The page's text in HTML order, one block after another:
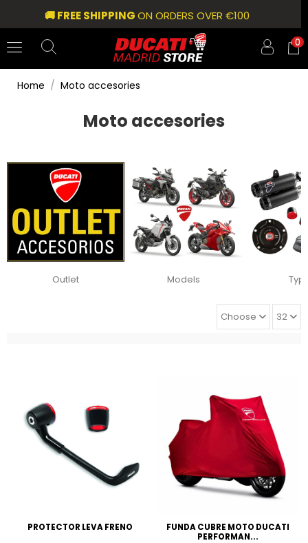
🚚 FREE SHIPPINGON ORDERS OVER €100
0
Home Moto accesories
Moto accesories
Outlet Models
Choose 32
PROTECTOR LEVA FRENO
FUNDA CUBRE MOTO DUCATI
PERFORMAN...